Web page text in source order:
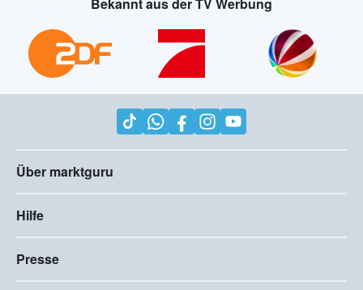
Über marktguru
Hilfe
Presse